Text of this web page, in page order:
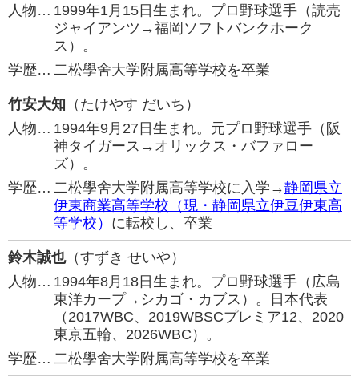
人物… 1999年1月15日生まれ。プロ野球選手（読売
ジャイアンツ→福岡ソフトバンクホーク
ス）。
学歴… 二松學舍大学附属高等学校を卒業
竹安大知 （たけやす だいち）
人物… 1994年9月27日生まれ。元プロ野球選手（阪
神タイガース→オリックス・バファロー
ズ）。
学歴… 二松學舍大学附属高等学校に入学→静岡県立
伊東商業高等学校（現・静岡県立伊豆伊東高
等学校） に転校し、卒業
鈴木誠也（すずき せいや）
人物… 1994年8月18日生まれ。プロ野球選手（広島
東洋カープ→シカゴ・カブス）。日本代表
（2017WBC、2019WBSCプレミア12、2020
東京五輪、2026WBC）。
学歴… 二松學舍大学附属高等学校を卒業